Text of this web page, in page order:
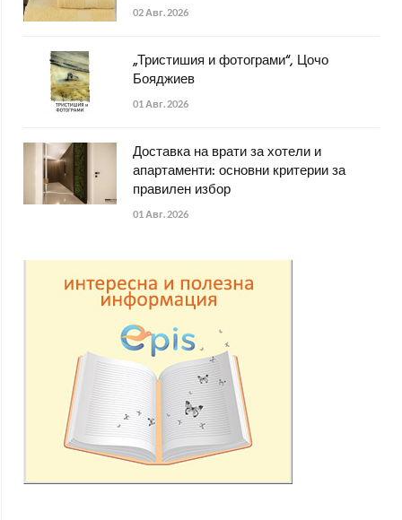
02 Авг. 2026
„Тристишия и фотограми“, Цочо
Бояджиев
01 Авг. 2026
Доставка на врати за хотели и
апартаменти: основни критерии за
правилен избор
01 Авг. 2026